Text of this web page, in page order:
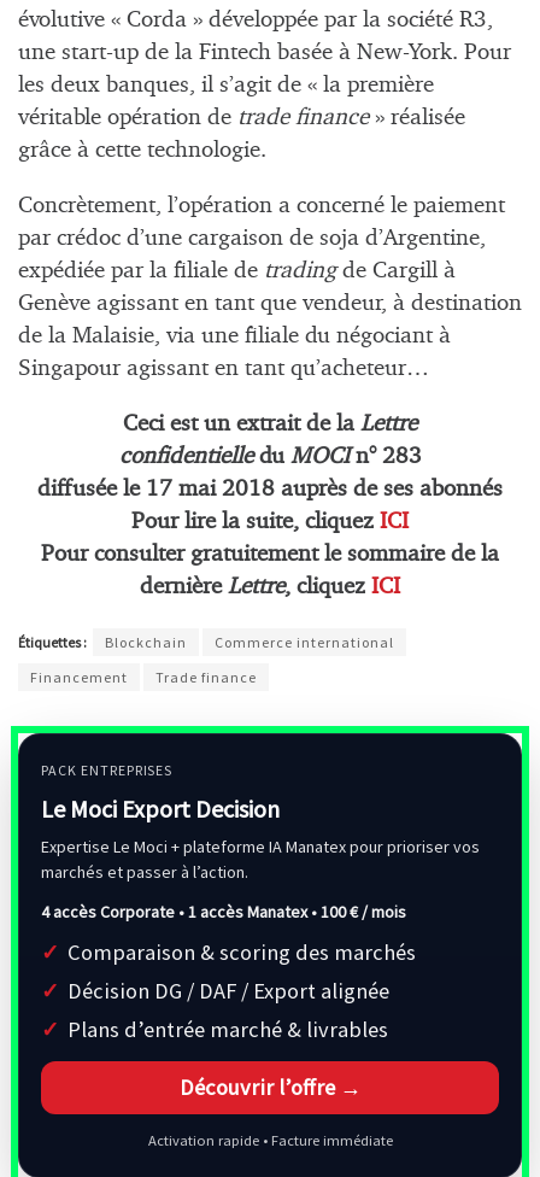
évolutive « Corda » développée par la société R3,
une start-up de la Fintech basée à New-York. Pour
les deux banques, il s’agit de « la première
véritable opération de trade finance» réalisée
grâce à cette technologie.
Concrètement, l’opération a concerné le paiement
par crédoc d’une cargaison de soja d’Argentine,
expédiée par la filiale de tradingde Cargill à
Genève agissant en tant que vendeur, à destination
de la Malaisie, via une filiale du négociant à
Singapour agissant en tant qu’acheteur…
Ceci est un extrait de la Lettre
confidentielledu MOCIn° 283
diffusée le 17 mai2018 auprès de ses abonnés
Pour lire la suite, cliquez ICI
Pour consulter gratuitement le sommaire de la
dernière Lettre, cliquez ICI
Étiquettes : Blockchain
Commerce international
Financement
Trade finance
PACK ENTREPRISES
Le Moci Export Decision
Expertise Le Moci + plateforme IA Manatex pour prioriser vos
marchés et passer à l’action.
4 accès Corporate • 1 accès Manatex •100 € / mois
Comparaison & scoring des marchés
Décision DG / DAF / Export alignée
Plans d’entrée marché & livrables
Découvrir l’offre →
Activation rapide • Facture immédiate